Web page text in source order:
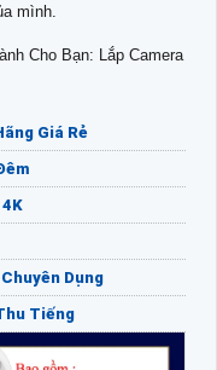
mình.
Cho Bạn: Lắp Camera
Giá Rẻ
Dụng
Tiếng